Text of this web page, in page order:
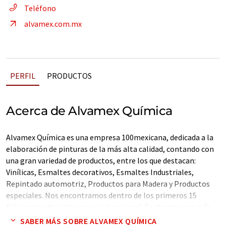
Teléfono
alvamex.com.mx
PERFIL PRODUCTOS
Acerca de Alvamex Química
Alvamex Química es una empresa 100mexicana, dedicada a la
elaboración de pinturas de la más alta calidad, contando con
una gran variedad de productos, entre los que destacan:
Vinílicas, Esmaltes decorativos, Esmaltes Industriales,
Repintado automotriz, Productos para Madera y Productos
especiales. Nos encontramos dentro de los primeros 15
de 1000 puntos de ventas en la Republica Mexicana, los cuales
SABER MÁS SOBRE ALVAMEX QUÍMICA